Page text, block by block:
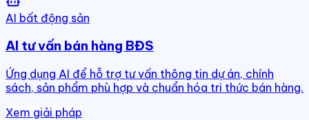
AI bất động sản
AI tư vấn bán hàng BĐS
Ứng dụng AI để hỗ trợ tư vấn thông tin dự án, chính
sách, sản phẩm phù hợp và chuẩn hóa tri thức bán hàng.
Xem giải pháp